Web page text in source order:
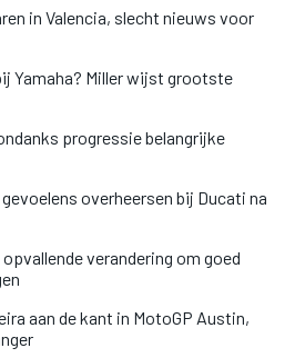
in Valencia, slecht nieuws voor
Yamaha? Miller wijst grootste
progressie belangrijke
overheersen bij Ducati na
verandering om goed
aan de kant in MotoGP Austin,